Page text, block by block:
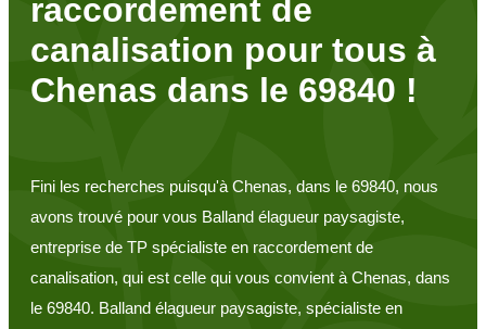
raccordement de
canalisation pour tous à
Chenas dans le 69840 !
Fini les recherches puisqu'à Chenas, dans le 69840, nous
avons trouvé pour vous Balland élagueur paysagiste,
entreprise de TP spécialiste en raccordement de
canalisation, qui est celle qui vous convient à Chenas, dans
le 69840. Balland élagueur paysagiste, spécialiste en